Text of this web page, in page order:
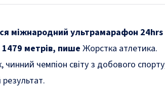
міжнародний ультрамарафон
метрів, пишеЖорстка атлетика.
чинний чемпіон світу з добового